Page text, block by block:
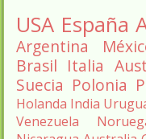
USA España
Argentina
Brasil Italia
Suecia Polonia
Holanda India
Venezuela